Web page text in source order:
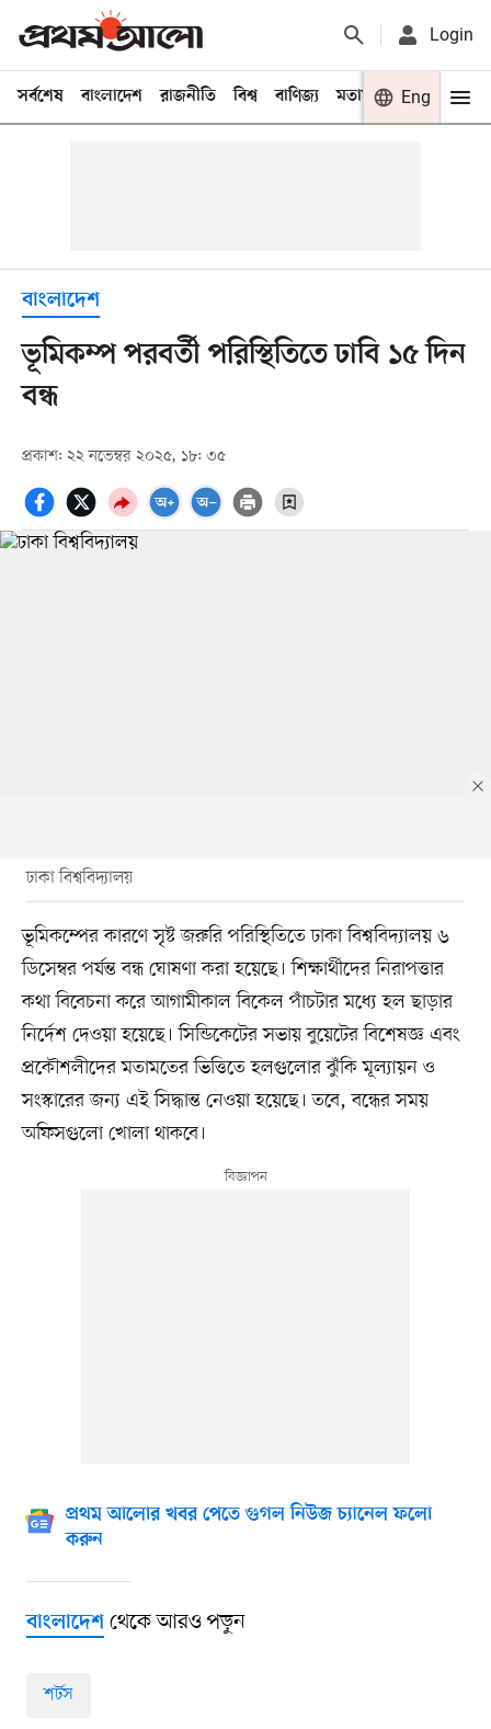
Login
সর্বশেষ বাংলাদেশ রাজনীতি বিশ্ব বাণিজ্য মতামত খেলা
Eng
বাংলাদেশ
ভূমিকম্প পরবর্তী পরিস্থিতিতে ঢাবি ১৫ দিন
বন্ধ
প্রকাশ: ২২ নভেম্বর ২০২৫, ১৮: ৩৫
ঢাকা বিশ্ববিদ্যালয়
ভূমিকম্পের কারণে সৃষ্ট জরুরি পরিস্থিতিতে ঢাকা বিশ্ববিদ্যালয় ৬
ডিসেম্বর পর্যন্ত বন্ধ ঘোষণা করা হয়েছে। শিক্ষার্থীদের নিরাপত্তার
কথা বিবেচনা করে আগামীকাল বিকেল পাঁচটার মধ্যে হল ছাড়ার
নির্দেশ দেওয়া হয়েছে। সিন্ডিকেটের সভায় বুয়েটের বিশেষজ্ঞ এবং
প্রকৌশলীদের মতামতের ভিত্তিতে হলগুলোর ঝুঁকি মূল্যায়ন ও
সংস্কারের জন্য এই সিদ্ধান্ত নেওয়া হয়েছে। তবে, বন্ধের সময়
অফিসগুলো খোলা থাকবে।
প্রথম আলোর খবর পেতে গুগল নিউজ চ্যানেল ফলো
করুন
বাংলাদেশথেকে আরও পড়ুন
শর্টস